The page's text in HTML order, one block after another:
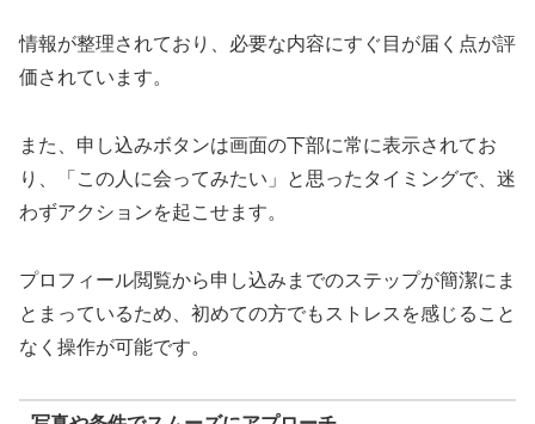
情報が整理されており、必要な内容にすぐ目が届く点が評
価されています。
また、申し込みボタンは画面の下部に常に表示されてお
り、「この人に会ってみたい」と思ったタイミングで、迷
わずアクションを起こせます。
プロフィール閲覧から申し込みまでのステップが簡潔にま
とまっているため、初めての方でもストレスを感じること
なく操作が可能です。